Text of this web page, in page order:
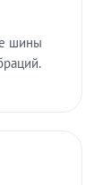
шины